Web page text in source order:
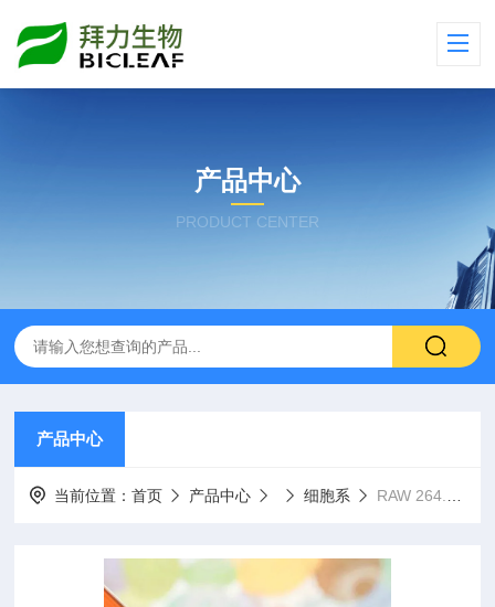
产品中心
PRODUCT CENTER
产品中心
当前位置：首页 产品中心 细胞系 RAW 264.7细胞RAW 264.7细胞